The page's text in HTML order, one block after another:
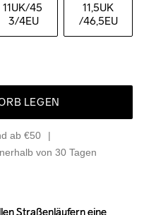
11UK/45
3/4EU
11,5UK
/46,5EU
LEGEN
ab €50
von 30 Tagen
Straßenläufern eine
Straßenläufern eine